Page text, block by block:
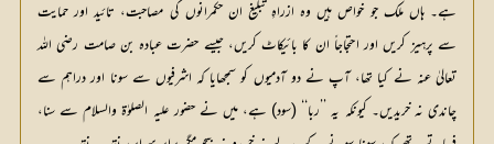
ہے۔ ہاں ملک جو خواص ہیں وہ ازراہِ تبلیغ ان حکمرانوں کی مصاحبت، تائید اور حمایت
سے پرہیز کریں اور احتجاجاً ان کا بائیکاٹ کریں، جیسے حضرت عبادہ بن صامت رضی اللہ
تعالیٰ عنہ نے کیا تھا، آپ نے دو آدمیوں کو سمجھایا کہ اشرفیوں سے سونا اور دراہم سے
چاندی نہ خریدیں۔ کیونکہ یہ ’’ربا‘‘ (سود) ہے، میں نے حضور علیہ الصلوٰۃ والسلام سے سنا،